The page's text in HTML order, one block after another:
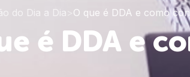
do Dia a Dia O que é DDA e como
é DDA e